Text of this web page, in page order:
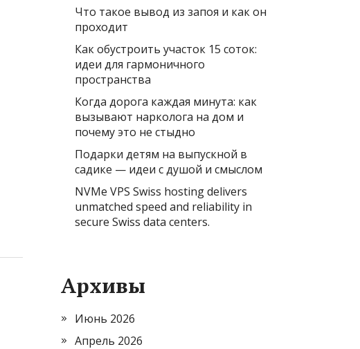
Что такое вывод из запоя и как он
проходит
Как обустроить участок 15 соток:
идеи для гармоничного
пространства
Когда дорога каждая минута: как
вызывают нарколога на дом и
почему это не стыдно
Подарки детям на выпускной в
садике — идеи с душой и смыслом
NVMe VPS Swiss hosting delivers
unmatched speed and reliability in
secure Swiss data centers.
Архивы
Июнь 2026
Апрель 2026